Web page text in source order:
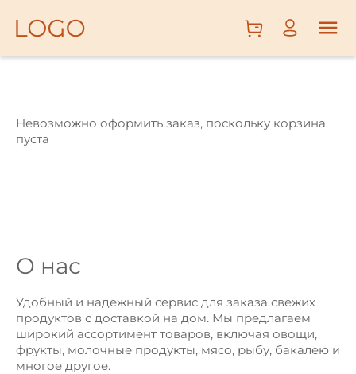
Невозможно оформить заказ, поскольку корзина
пуста
О нас
Удобный и надежный сервис для заказа свежих
продуктов с доставкой на дом. Мы предлагаем
широкий ассортимент товаров, включая овощи,
фрукты, молочные продукты, мясо, рыбу, бакалею и
многое другое.
ОВОЩИ
МЯСО,
ПТИЦА,
ПРОДУКТЫ,
БАКАЛЕЯ,
ХЛЕБ,
СЛАДОСТИ